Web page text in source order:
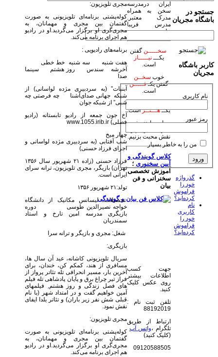
مجری تلویزیون:
کوله‌پشتی برنامه‌ای تلویزیونی به صورت
گفتمان بین مجری و مهمانان، به
مجری‌گری او برگزار می‌گردید.او در رادیو
هم اجرای برنامه می‌کند.
برنامه‌های رادیویی :
هفت شنبه سه شنبه خط خطی
آخرشه سندس روز هشتم سینما
صدا
آبنبات” (به سردبیری مژده لواسانی) از
شبکه جهانی صدای‌آشنا چه فرصتی چه
شبی” از شبکه جوان
آخ جون جمعه از رادیو تابستانه (رادیو
فصلی) www.1055.irib.ir
چهار میخ
شب آفتابی (به سردبیری مژده لواسانی و
اجرای فرزاد حسنی)
فرزاد حسنی (زاده ۲۱ شهریور سال ۱۳۵۶
تهران) بازیگر، مجری تلویزیون، ترانه سرای
ایرانی است.
تولد:۲۱ شهریور ۱۳۵۶
تحصیلات: لیسانس مکانیک از دانشگاه
خواجه نصیرالدین طوسی دوره
بازیگری مدرسه امین تارخ و استاد
سمندریان
شغل: مجری و بازیگر و ترانه سرا
بازیگری:
سریال تلویزیونی کاشانه، عید آن سال ها،
مسافری از هند، کمکم کن، خندان، برای
آخرین بار، مسیر انحرافی تله تئاتر پرواز از
فراز تیر چراغ برق و پایان پادشاهی تله فیلم
های فصل زندگی و روز هشتم, فیلمهای
آمین خواهیم گفت و در امتداد شهر (با نام
قبلی شش نفر زیر باران) و تئاتر یلدا ایفای
نقش نمود.
مجری تلویزیون:
کوله‌پشتی برنامه‌ای تلویزیونی به صورت
گفتمان بین مجری و مهمانان، به
مجری‌گری او برگزار می‌گردید.او در رادیو
هم اجرای برنامه می‌کند.
ایران درمدرسه
سخن به همراه
مدرک معتبر.
مدرس فریبا
علومی یزدی
سخـــــن گفتن
یکـــنیـــــاز
است.
خوب سخــن
گفتن یکـفـــــن
است.
یکــهـــنــراست.
بیاییم با هنر خود
نقش محبت بزنیم.
کلاس گویندگی و
آیین سخنوری ؛
آموزش تخصصی
سخنرانی و فن
بیان
جهت کسب
اطلاعات بیشتر
روی عکس کلیک
کنید.
تلفن ثبت نام :
88192019
ارتباط از طریق
تلگرام ،واتس آپ
(کلیک کنید)
09120588505
جستجو در
باشگاه مجریان
کاربر باشگاه
مجریان
نام کاربری
رمز عبور
من را به خاطر بسپار
گذرواژه
خود را
فراموش
کرده‌اید؟
نام
کاربری
خود را
فراموش
کرده‌اید؟